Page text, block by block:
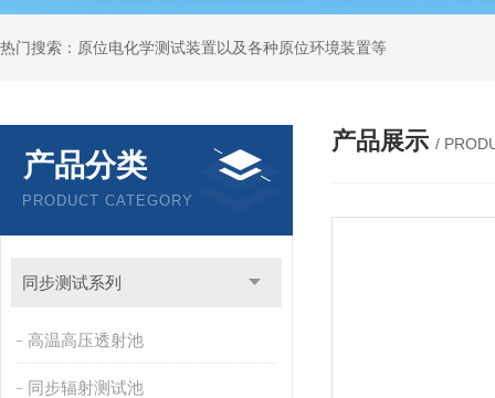
热门搜索：原位电化学测试装置以及各种原位环境装置等
产品分类
PRODUCT CATEGORY
同步测试系列
高温高压透射池
同步辐射测试池
产品展示 /